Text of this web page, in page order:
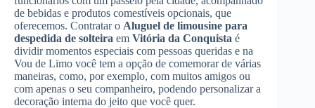
de bebidas e produtos comestíveis opcionais, que
oferecemos. Contratar o Aluguel de limousine para
despedida de solteira em Vitória da Conquista é
dividir momentos especiais com pessoas queridas e na
Vou de Limo você tem a opção de comemorar de várias
maneiras, como, por exemplo, com muitos amigos ou
com apenas o seu companheiro, podendo personalizar a
decoração interna do jeito que você quer.